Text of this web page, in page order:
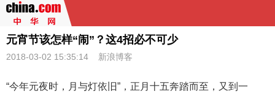
元宵节该怎样“闹”？这4招必不可少
2018-03-02 15:35:14 新浪博客
“今年元夜时，月与灯依旧”，正月十五奔踏而至，又到一